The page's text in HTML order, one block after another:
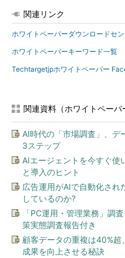
関連リンク
ホワイトペーパーダウンロードセ
ホワイトペーパーキーワード一覧
Techtargetjpホワイトペーパー
関連資料（ホワイトペーパ
AI時代の「市場調査」、デ
3ステップ
AIエージェントを今すぐ使
と導入のヒント
広告運用がAIで自動化され
しているのか?
「PC運用・管理業務」調
策実態調査報告付き
顧客データの重複は40%
成果を向上させる秘訣